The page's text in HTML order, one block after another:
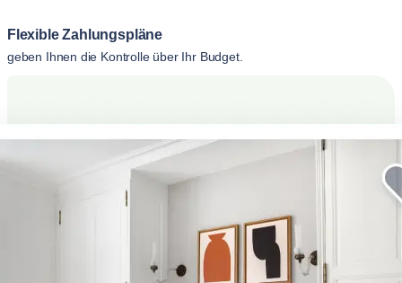
Flexible Zahlungspläne
geben Ihnen die Kontrolle über Ihr Budget.